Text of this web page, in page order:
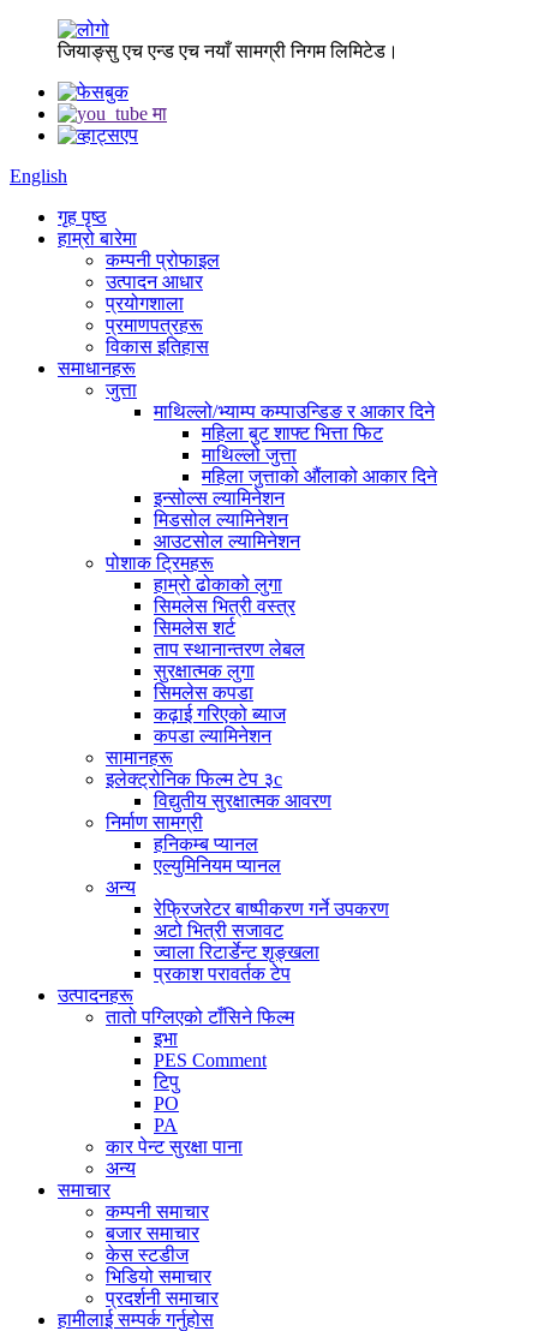
जियाङ्सु एच एन्ड एच नयाँ सामग्री निगम लिमिटेड।
English
गृह पृष्ठ
हाम्रो बारेमा
कम्पनी प्रोफाइल
उत्पादन आधार
प्रयोगशाला
प्रमाणपत्रहरू
विकास इतिहास
समाधानहरू
जुत्ता
माथिल्लो/भ्याम्प कम्पाउन्डिङ र आकार दिने
महिला बुट शाफ्ट भित्ता फिट
माथिल्लो जुत्ता
महिला जुत्ताको औंलाको आकार दिने
इन्सोल्स ल्यामिनेशन
मिडसोल ल्यामिनेशन
आउटसोल ल्यामिनेशन
पोशाक ट्रिमहरू
हाम्रो ढोकाको लुगा
सिमलेस भित्री वस्त्र
सिमलेस शर्ट
ताप स्थानान्तरण लेबल
सुरक्षात्मक लुगा
सिमलेस कपडा
कढ़ाई गरिएको ब्याज
कपडा ल्यामिनेशन
सामानहरू
इलेक्ट्रोनिक फिल्म टेप ३c
विद्युतीय सुरक्षात्मक आवरण
निर्माण सामग्री
हनिकम्ब प्यानल
एल्युमिनियम प्यानल
अन्य
रेफ्रिजरेटर बाष्पीकरण गर्ने उपकरण
अटो भित्री सजावट
ज्वाला रिटार्डेन्ट शृङ्खला
प्रकाश परावर्तक टेप
उत्पादनहरू
तातो पग्लिएको टाँसिने फिल्म
इभा
PES Comment
टिपु
PO
PA
कार पेन्ट सुरक्षा पाना
अन्य
समाचार
कम्पनी समाचार
बजार समाचार
केस स्टडीज
भिडियो समाचार
प्रदर्शनी समाचार
हामीलाई सम्पर्क गर्नुहोस